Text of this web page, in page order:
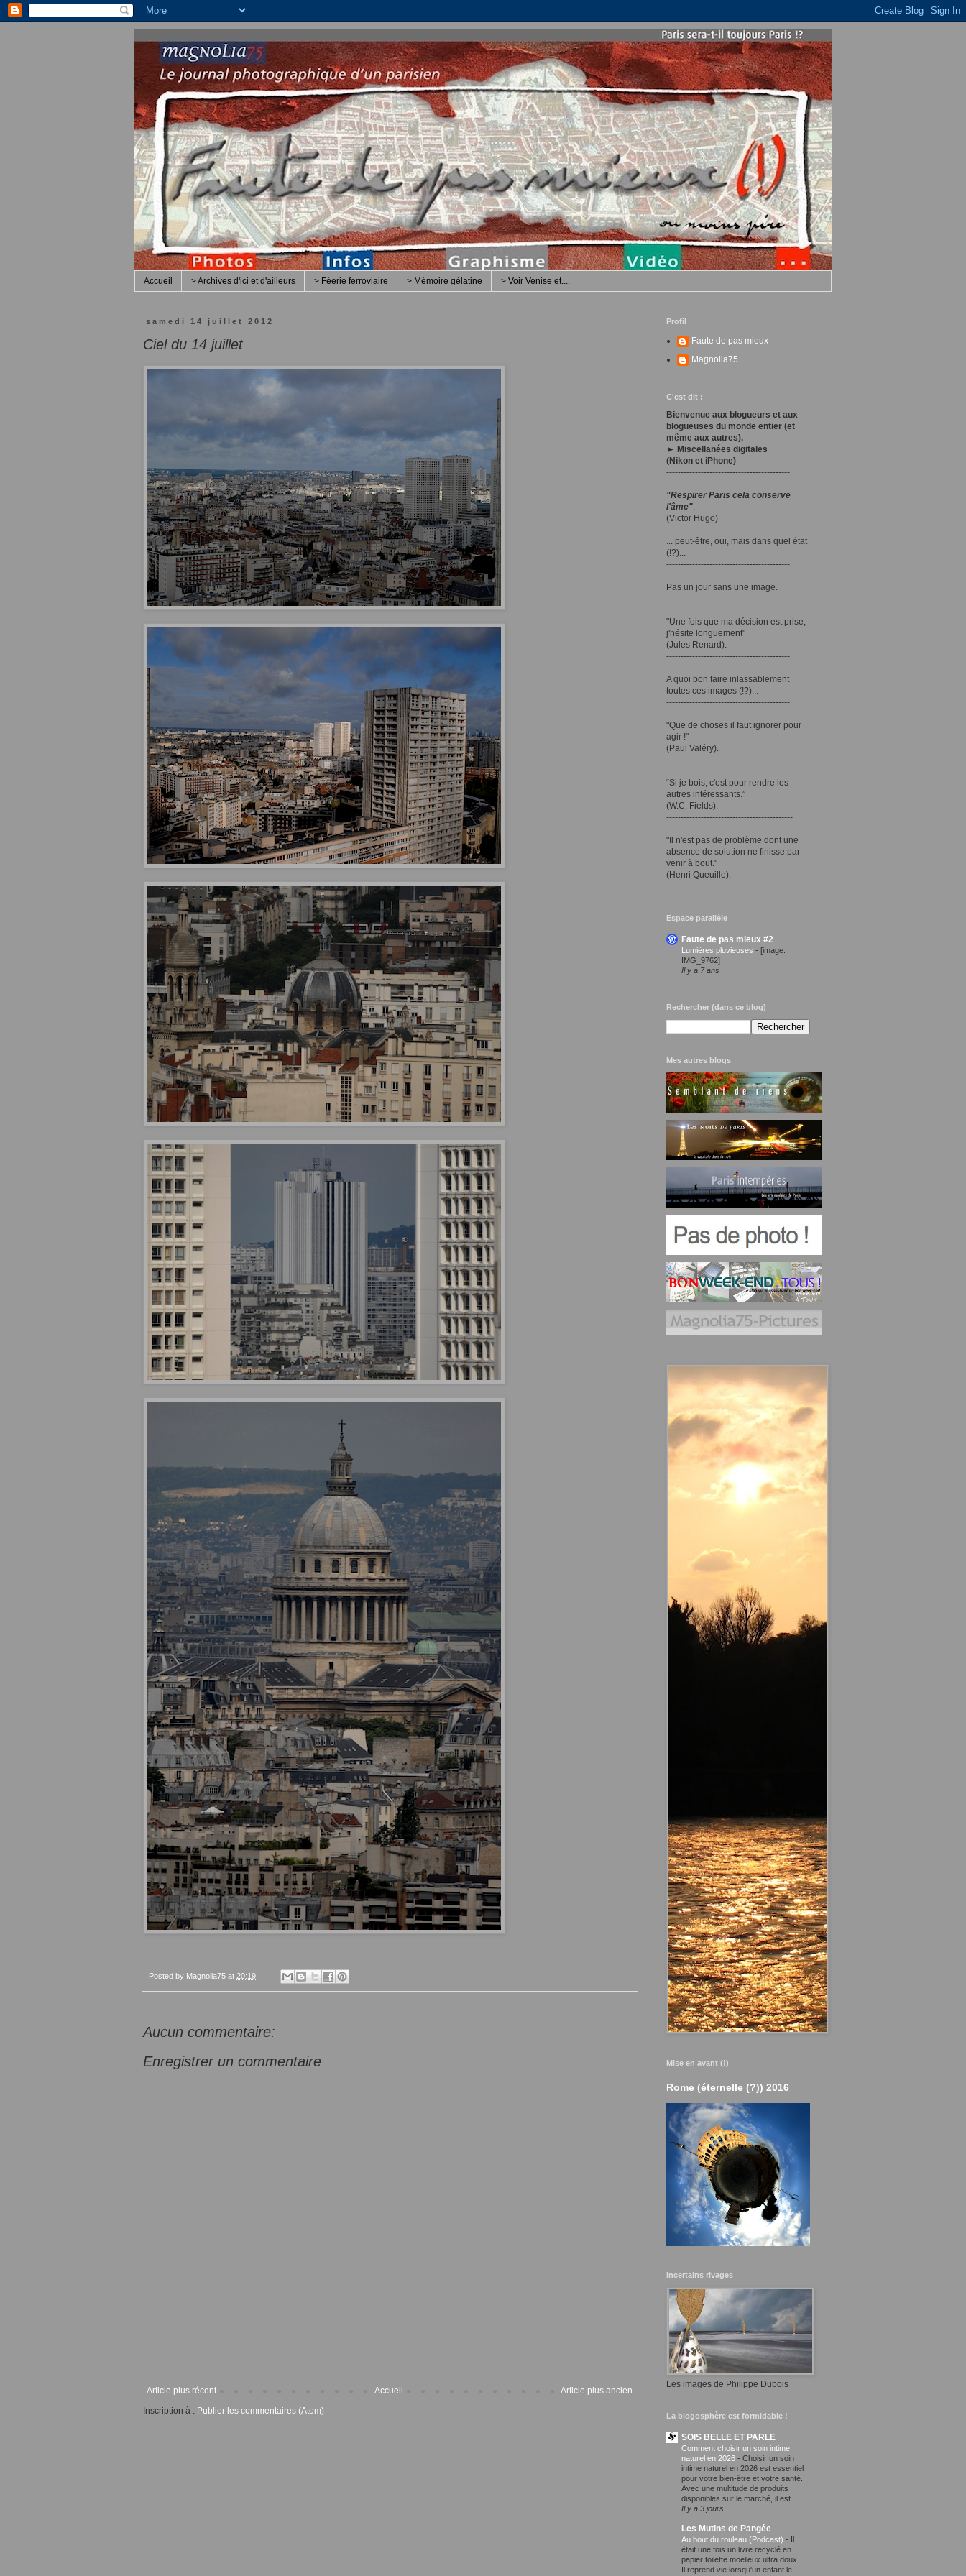
Accueil > Archives d'ici et d'ailleurs > Féerie ferroviaire > Mémoire gélatine > Voir Venise et....
samedi 14 juillet 2012
Ciel du 14 juillet
Posted by Magnolia75 at 20:19
Aucun commentaire:
Enregistrer un commentaire
Article plus récent Article plus ancien
Accueil
Inscription à : Publier les commentaires (Atom)
Profil
Faute de pas mieux
Magnolia75
C'est dit :
Bienvenue aux blogueurs et aux
blogueuses du monde entier (et
même aux autres).
► Miscellanées digitales
(Nikon et iPhone)
-------------------------------------------
"Respirer Paris cela conserve
l'âme".
(Victor Hugo)
... peut-être, oui, mais dans quel état
(!?)...
-------------------------------------------
Pas un jour sans une image.
-------------------------------------------
"Une fois que ma décision est prise,
j'hésite longuement"
(Jules Renard).
-------------------------------------------
A quoi bon faire inlassablement
toutes ces images (!?)...
-------------------------------------------
"Que de choses il faut ignorer pour
agir !"
(Paul Valéry).
--------------------------------------------
“Si je bois, c'est pour rendre les
autres intéressants.”
(W.C. Fields).
--------------------------------------------
"Il n'est pas de problème dont une
absence de solution ne finisse par
venir à bout."
(Henri Queuille).
Espace parallèle
Faute de pas mieux #2
Lumières pluvieuses - [image:
IMG_9762]
Il y a 7 ans
Rechercher (dans ce blog)
Mes autres blogs
Mise en avant (!)
Rome (éternelle (?)) 2016
Incertains rivages
Les images de Philippe Dubois
La blogosphère est formidable !
SOIS BELLE ET PARLE
Comment choisir un soin intime
naturel en 2026 - Choisir un soin
intime naturel en 2026 est essentiel
pour votre bien-être et votre santé.
Avec une multitude de produits
disponibles sur le marché, il est ...
Il y a 3 jours
Les Mutins de Pangée
Au bout du rouleau (Podcast) - Il
était une fois un livre recyclé en
papier toilette moelleux ultra doux.
Il reprend vie lorsqu'un enfant le